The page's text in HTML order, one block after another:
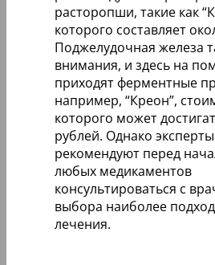
расторопши, такие как
которого составляет
Поджелудочная железа
внимания, и здесь на
приходят ферментные
например, “Креон”,
которого может
рублей. Однако
рекомендуют перед
любых медикаментов
консультироваться с
выбора наиболее
лечения.